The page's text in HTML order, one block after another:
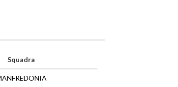
Squadra